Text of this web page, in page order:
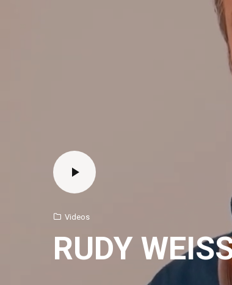
Videos
RUDY